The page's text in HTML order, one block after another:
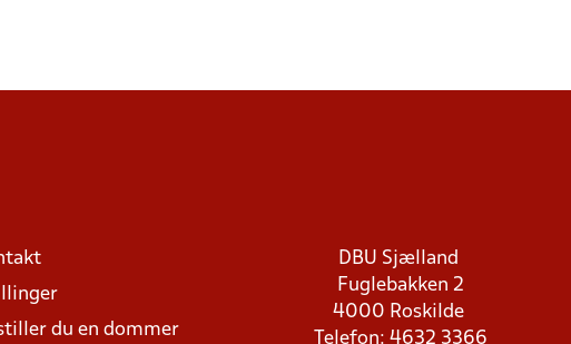
du en dommer
DBU Sjælland
Fuglebakken 2
4000 Roskilde
Telefon: 4632 3366